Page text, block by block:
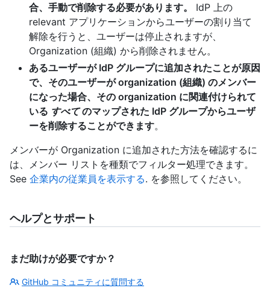
合、手動で削除する必要があります。
IdP 上の
relevant アプリケーションからユーザーの割り当て
解除を行うと、ユーザーは停止されますが、
Organization (組織) から削除されません。
あるユーザーが IdP グループに追加されたことが原因
で、そのユーザーが organization (組織) のメンバー
になった場合、その organization に関連付けられて
いる すべてのマップされた IdP グループからユーザ
ーを削除することができます。
メンバーが Organization に追加された方法を確認するに
は、メンバー リストを種類でフィルター処理できます。
See 企業内の従業員を表示する. を参照してください。
ヘルプとサポート
まだ助けが必要ですか？
GitHub コミュニティに質問する